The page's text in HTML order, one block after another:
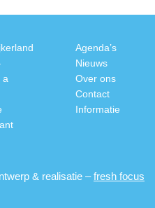
a
Agenda’s
Nieuws
Over ons
Contact
Informatie
& realisatie –fresh focus